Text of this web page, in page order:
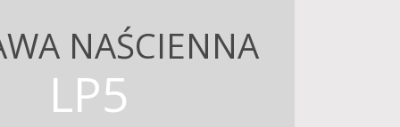
NAŚCIENNA
LP5